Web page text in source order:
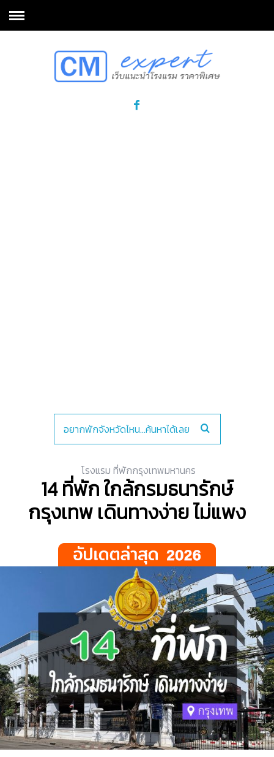
โรงแรม ที่พักกรุงเทพมหานคร
14 ที่พัก ใกล้กรมธนารักษ์
กรุงเทพ เดินทางง่าย ไม่แพง